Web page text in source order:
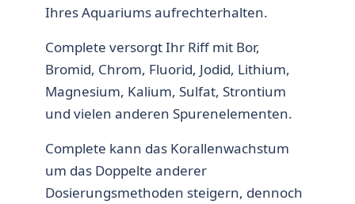
Ihres Aquariums aufrechterhalten.
Complete versorgt Ihr Riff mit Bor,
Bromid, Chrom, Fluorid, Jodid, Lithium,
Magnesium, Kalium, Sulfat, Strontium
und vielen anderen Spurenelementen.
Complete kann das Korallenwachstum
um das Doppelte anderer
Dosierungsmethoden steigern, dennoch